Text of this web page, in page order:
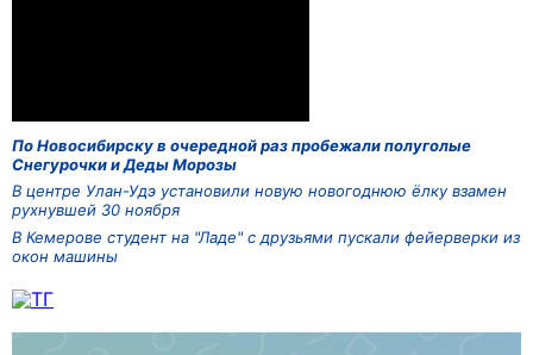
По Новосибирску в очередной раз пробежали полуголые
Снегурочки и Деды Морозы
В центре Улан-Удэ установили новую новогоднюю ёлку взамен
рухнувшей 30 ноября
В Кемерове студент на "Ладе" с друзьями пускали фейерверки из
окон машины